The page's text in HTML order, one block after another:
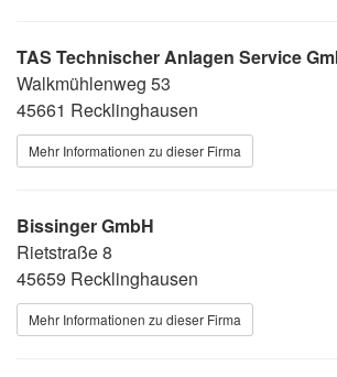
TAS Technischer Anlagen Service
Walkmühlenweg 53
45661 Recklinghausen
Mehr Informationen zu dieser Firma
Bissinger GmbH
Rietstraße 8
45659 Recklinghausen
Mehr Informationen zu dieser Firma